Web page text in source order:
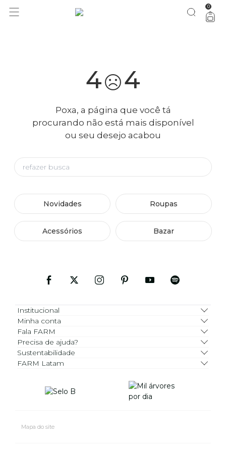
você merece 30% OFF pra comemorar com a gente aproveita! 0
4 4
Poxa, a página que você tá
procurando não está mais disponível
ou seu desejo acabou
Novidades Roupas
Acessórios Bazar
Institucional
Minha conta
Fala FARM
Precisa de ajuda?
Sustentabilidade
FARM Latam
Mapa do site